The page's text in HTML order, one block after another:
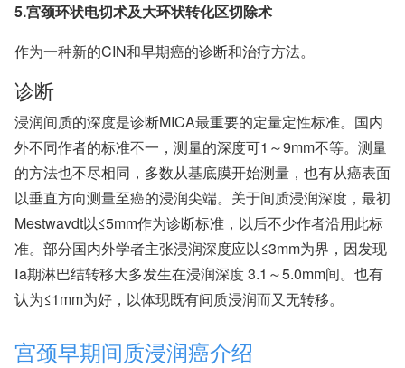
5.宫颈环状电切术及大环状转化区切除术
作为一种新的CIN和早期癌的诊断和治疗方法。
诊断
浸润间质的深度是诊断MICA最重要的定量定性标准。国内
外不同作者的标准不一，测量的深度可1～9mm不等。测量
的方法也不尽相同，多数从基底膜开始测量，也有从癌表面
以垂直方向测量至癌的浸润尖端。关于间质浸润深度，最初
Mestwavdt以≤5mm作为诊断标准，以后不少作者沿用此标
准。部分国内外学者主张浸润深度应以≤3mm为界，因发现
Ⅰa期淋巴结转移大多发生在浸润深度 3.1～5.0mm间。也有
认为≤1mm为好，以体现既有间质浸润而又无转移。
宫颈早期间质浸润癌介绍